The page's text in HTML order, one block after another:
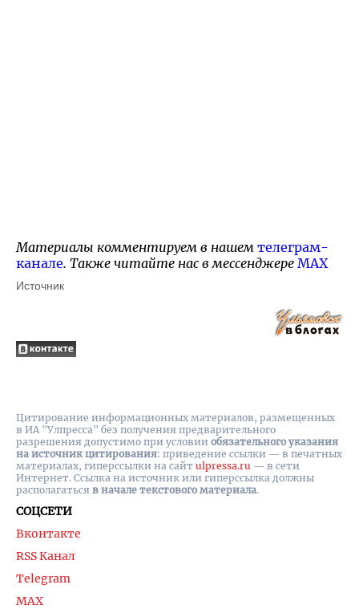
Материалы комментируем в нашем телеграм-
канале. Также читайте нас в мессенджере MAX
Источник
СОЦСЕТИ
Вконтакте
RSS Канал
Telegram
MAX
Цитирование информационных материалов, размещенных
в ИА "Улпресса" без получения предварительного
разрешения допустимо при условии обязательного указания
на источник цитирования: приведение ссылки — в печатных
материалах, гиперссылки на cайт ulpressa.ru — в сети
Интернет. Ссылка на источник или гиперссылка должны
располагаться в начале текстового материала.